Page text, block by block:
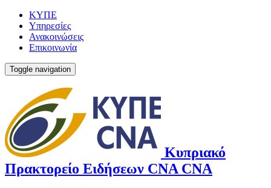
ΚΥΠΕ
Υπηρεσίες
Ανακοινώσεις
Επικοινωνία
Toggle navigation
Κυπριακό
Πρακτορείο Ειδήσεων CNA CNA